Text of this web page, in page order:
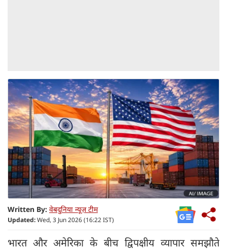
Written By: वेबदुनिया न्यूज़ टीम
Updated:Wed, 3 Jun 2026 (16:22 IST)
भारत और अमेरिका के बीच द्विपक्षीय व्यापार समझौते